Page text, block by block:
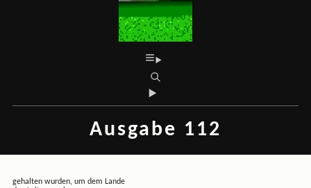
Ausgabe 112
gehalten wurden, um dem Lande